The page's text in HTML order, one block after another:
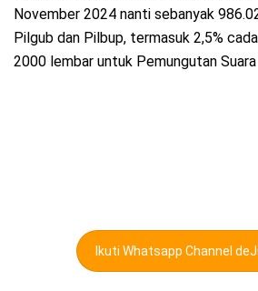
November 2024 nanti sebanyak
Pilgub dan Pilbup, termasuk 2,5%
2000 lembar untuk Pemungutan
Ikuti Whatsapp Channel